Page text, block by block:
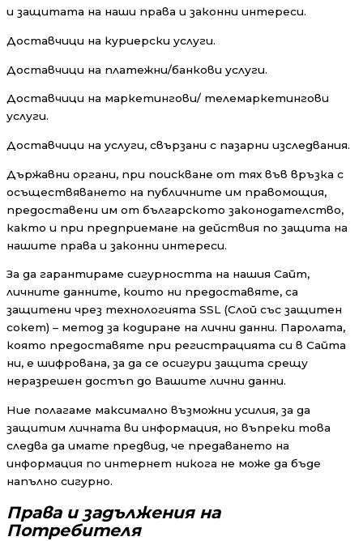
и защитата на наши права и законни интереси.
Доставчици на куриерски услуги.
Доставчици на платежни/банкови услуги.
Доставчици на маркетингови/ телемаркетингови
услуги.
Доставчици на услуги, свързани с пазарни изследвания.
Държавни органи, при поискване от тях във връзка с
осъществяването на публичните им правомощия,
предоставени им от българското законодателство,
както и при предприемане на действия по защита на
нашите права и законни интереси.
За да гарантираме сигурността на нашия Сайт,
личните данните, които ни предоставяте, са
защитени чрез технологията SSL (Слой със защитен
сокет) – метод за кодиране на лични данни. Паролата,
която предоставяте при регистрацията си в Сайта
ни, е шифрована, за да се осигури защита срещу
неразрешен достъп до Вашите лични данни.
Ние полагаме максимално възможни усилия, за да
защитим личната ви информация, но въпреки това
следва да имате предвид, че предаването на
информация по интернет никога не може да бъде
напълно сигурно.
Права и задължения на
Потребителя